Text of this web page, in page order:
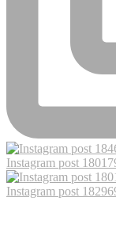
Instagram post
Instagram post